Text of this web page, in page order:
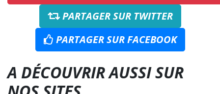
PARTAGER SUR TWITTER
PARTAGER SUR FACEBOOK
A DÉCOUVRIR AUSSI SUR